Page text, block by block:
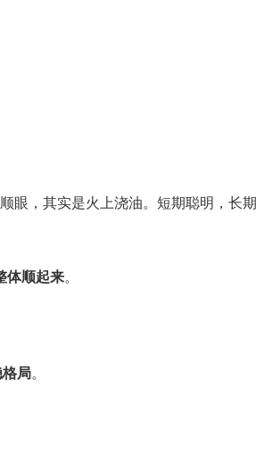
眼，其实是火上浇油。短期聪明，长期
体顺起来。
格局。